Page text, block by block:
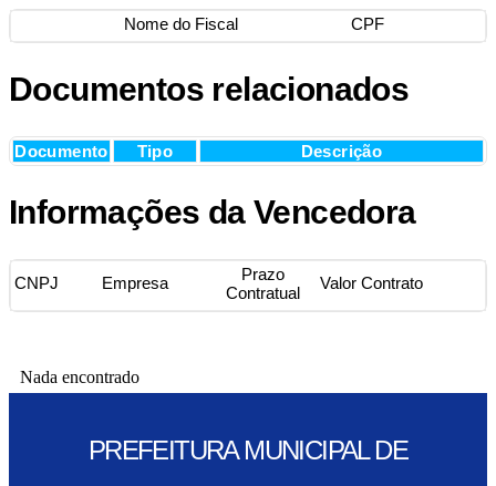
Nome do Fiscal CPF
Documentos relacionados
Documento Tipo Descrição
Informações da Vencedora
CNPJ Empresa
Prazo
Contratual
Valor Contrato
Nada encontrado
PREFEITURA MUNICIPAL DE